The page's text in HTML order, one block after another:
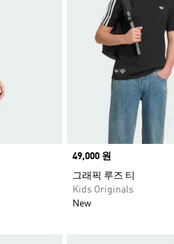
Price
49,000 원
그래픽 루즈 티
Kids Originals
New